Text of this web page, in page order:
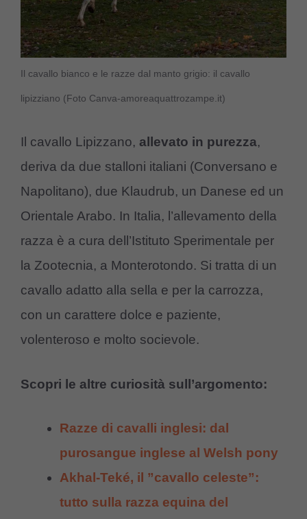
Il cavallo bianco e le razze dal manto grigio: il cavallo
lipizziano (Foto Canva-amoreaquattrozampe.it)
Il cavallo Lipizzano, allevato in purezza,
deriva da due stalloni italiani (Conversano e
Napolitano), due Klaudrub, un Danese ed un
Orientale Arabo. In Italia, l’allevamento della
razza è a cura dell’Istituto Sperimentale per
la Zootecnia, a Monterotondo. Si tratta di un
cavallo adatto alla sella e per la carrozza,
con un carattere dolce e paziente,
volenteroso e molto socievole.
Scopri le altre curiosità sull’argomento:
Razze di cavalli inglesi: dal
purosangue inglese al Welsh pony
Akhal-Teké, il ”cavallo celeste”:
tutto sulla razza equina del